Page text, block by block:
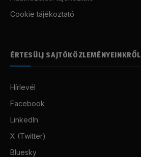
Cookie tájékoztató
ÉRTESÜLJ SAJTÓKÖZLEMÉNYEINKRŐL
Hírlevél
Facebook
LinkedIn
X (Twitter)
Bluesky